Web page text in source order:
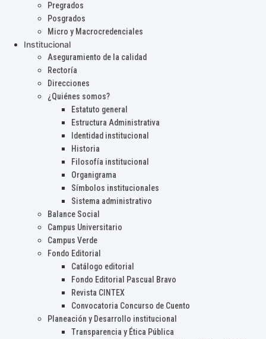
Pregrados
Posgrados
Micro y Macrocredenciales
Institucional
Aseguramiento de la calidad
Rectoría
Direcciones
¿Quiénes somos?
Estatuto general
Estructura Administrativa
Identidad institucional
Historia
Filosofía institucional
Organigrama
Símbolos institucionales
Sistema administrativo
Balance Social
Campus Universitario
Campus Verde
Fondo Editorial
Catálogo editorial
Fondo Editorial Pascual Bravo
Revista CINTEX
Convocatoria Concurso de Cuento
Planeación y Desarrollo institucional
Transparencia y Ética Pública